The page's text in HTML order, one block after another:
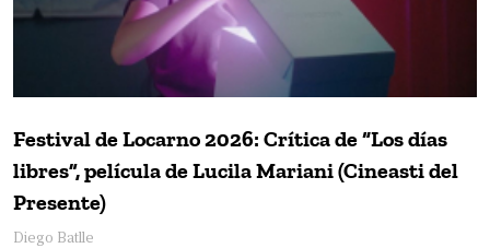
Festival de Locarno 2026: Crítica de “Los días
libres”, película de Lucila Mariani (Cineasti del
Presente)
Diego Batlle